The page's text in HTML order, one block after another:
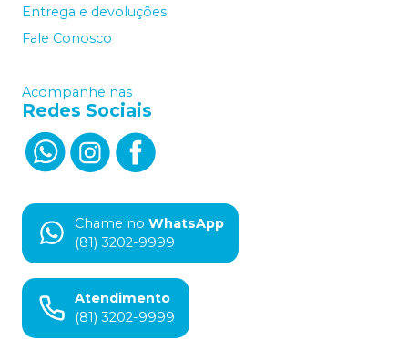
Entrega e devoluções
Fale Conosco
Acompanhe nas
Redes Sociais
Chame no WhatsApp
(81) 3202-9999
Atendimento
(81) 3202-9999